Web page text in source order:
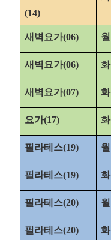
(14)
새벽요가(06)
새벽요가(06)
새벽요가(07)
요가(17)
필라테스(19)
필라테스(19)
필라테스(20)
필라테스(20)